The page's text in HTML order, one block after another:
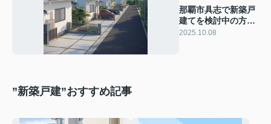
那覇市具志で新築戸
建てを検討中の方必
見！ローン審査の流
2025.10.08
”新築戸建”おすすめ記事